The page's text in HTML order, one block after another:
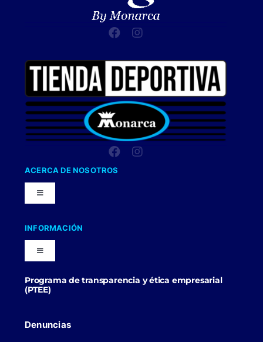
ACERCA DE NOSOTROS
Toggle
Navigation
Nuestra Compañia
Trabaja con nosotros
INFORMACIÓN
Toggle
Navigation
BlogPrograma de transparencia y ética empresarial
(PTEE)
Denuncias